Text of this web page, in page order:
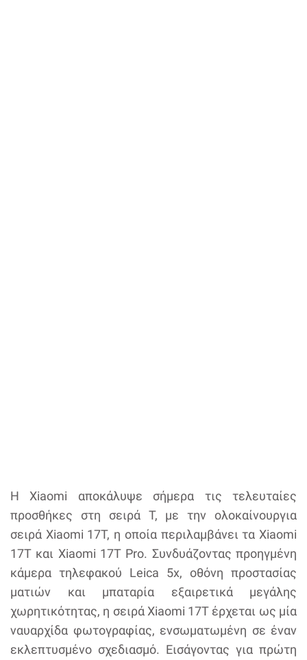
Η Xiaomi αποκάλυψε σήμερα τις τελευταίες
προσθήκες στη σειρά T, με την ολοκαίνουργια
σειρά Xiaomi 17T, η οποία περιλαμβάνει τα Xiaomi
17T και Xiaomi 17T Pro. Συνδυάζοντας προηγμένη
κάμερα τηλεφακού Leica 5x, οθόνη προστασίας
ματιών και μπαταρία εξαιρετικά μεγάλης
χωρητικότητας, η σειρά Xiaomi 17T έρχεται ως μία
ναυαρχίδα φωτογραφίας, ενσωματωμένη σε έναν
εκλεπτυσμένο σχεδιασμό. Εισάγοντας για πρώτη